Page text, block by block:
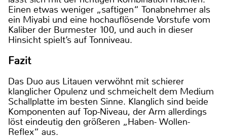
Fazit
Das Duo aus Litauen verwöhnt mit schierer
klanglicher Opulenz und schmeichelt dem Medium
Schallplatte im besten Sinne. Klanglich sind beide
Komponenten auf Top-Niveau, der Arm allerdings
löst eindeutig den größeren „Haben- Wollen-
Reflex“ aus.